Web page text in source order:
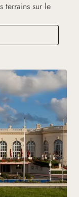
terrains sur le